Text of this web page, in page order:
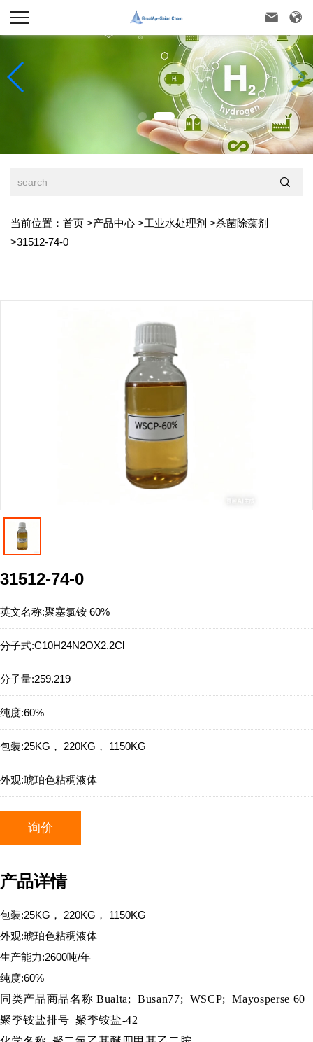
 

当前位置： 首页 >产品中心 >工业水处理剂 >杀菌除藻剂
>31512-74-0
31512-74-0
英文名称:聚塞氯铵 60%
分子式:C10H24N2OX2.2Cl
分子量:259.219
纯度:60%
包装:25KG， 220KG， 1150KG
外观:琥珀色粘稠液体
询价
产品详情
包装:25KG， 220KG， 1150KG
外观:琥珀色粘稠液体
生产能力:2600吨/年
纯度:60%
同类产品商品名称 Bualta; Busan77; WSCP; Mayosperse 60
聚季铵盐排号 聚季铵盐-42